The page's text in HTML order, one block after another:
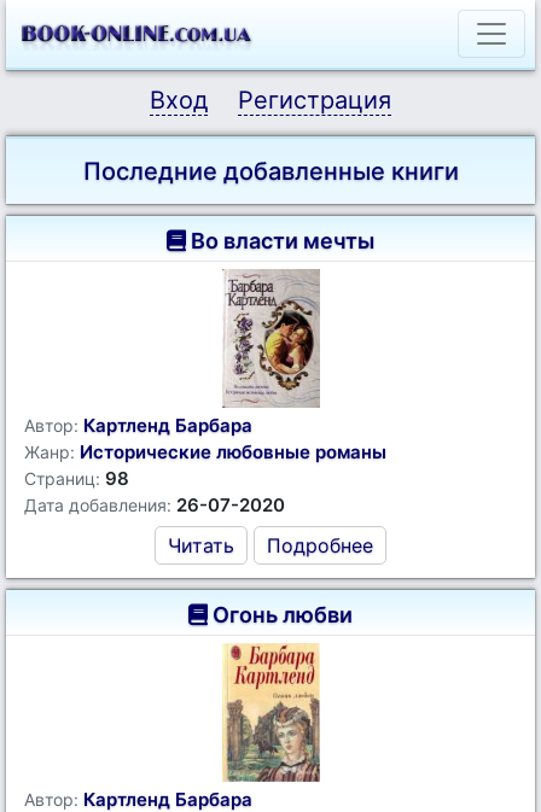
Вход Регистрация
Последние добавленные книги
Во власти мечты
Автор: Картленд Барбара
Жанр: Исторические любовные романы
Страниц: 98
Дата добавления: 26-07-2020
Читать Подробнее
Огонь любви
Автор: Картленд Барбара